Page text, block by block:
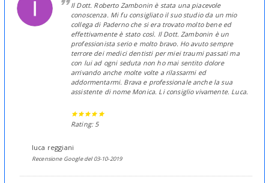
Il Dott. Roberto Zambonin è stata una piacevole
conoscenza. Mi fu consigliato il suo studio da un mio
collega di Paderno che si era trovato molto bene ed
effettivamente è stato così. Il Dott. Zambonin è un
professionista serio e molto bravo. Ho avuto sempre
terrore dei medici dentisti per miei traumi passati ma
con lui ad ogni seduta non ho mai sentito dolore
arrivando anche molte volte a rilassarmi ed
addormentarmi. Brava e professionale anche la sua
assistente di nome Monica. Li consiglio vivamente. Luca.
Rating: 5
luca reggiani
Recensione Google del 03-10-2019